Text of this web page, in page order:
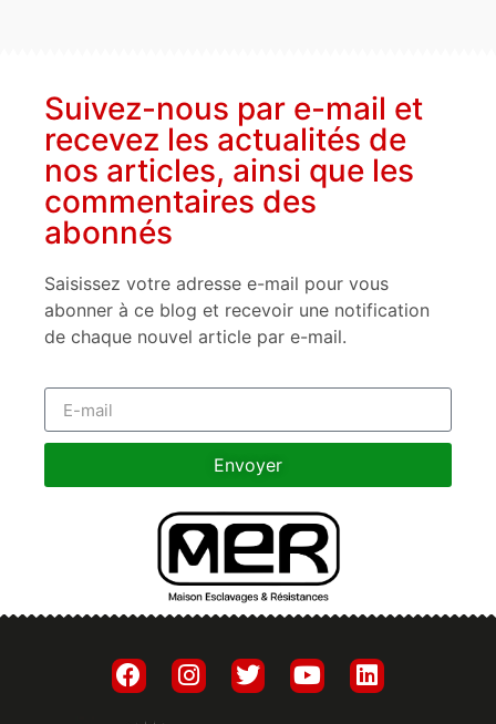
Suivez-nous par e-mail et
recevez les actualités de
nos articles, ainsi que les
commentaires des
abonnés
Saisissez votre adresse e-mail pour vous
abonner à ce blog et recevoir une notification
de chaque nouvel article par e-mail.
Envoyer